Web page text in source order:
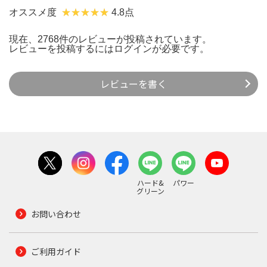
オススメ度 4.8点
現在、2768件のレビューが投稿されています。
レビューを投稿するには ログインが必要です。
レビューを書く
ハード&
グリーン
パワー
お問い合わせ
ご利用ガイド